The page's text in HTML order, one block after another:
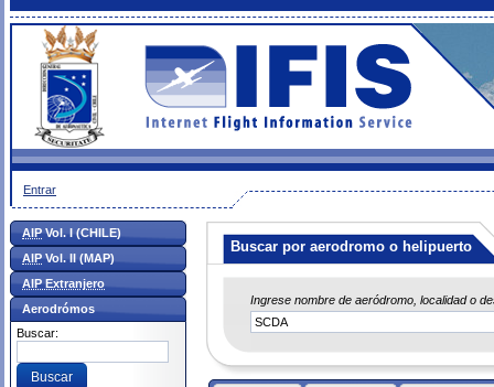
Entrar
Buscar por aerodromo o helipuerto
Ingrese nombre de aeródromo, localidad o
AIPVol. I (CHILE)
AIPVol. II (MAP)
AIP Extranjero
Aerodrómos
Buscar: